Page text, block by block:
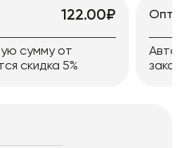
122.00₽
сумму от
скидка 5%